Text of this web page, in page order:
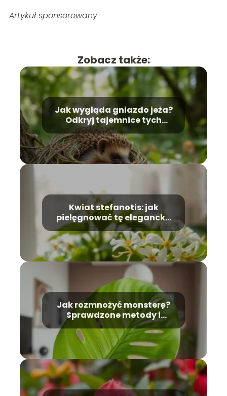
Artykuł sponsorowany
Zobacz także:
Jak wygląda gniazdo jeża?
Odkryj tajemnice tych
ssaków
Kwiat stefanotis: jak
pielęgnować tę elegancką
roślinę?
Jak rozmnożyć monsterę?
Sprawdzone metody i
porady dla każdego